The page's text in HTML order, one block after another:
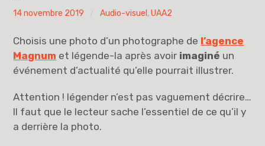
Vous avez dit UAA ?
UAA0
UAA1
UAA2
UAA3
PYH
14 novembre 2019 Audio-visuel ,UAA2
Choisis une photo d’un photographe de l’agence
Magnum et légende-la après avoir imaginé un
événement d’actualité qu’elle pourrait illustrer.
Attention ! légender n’est pas vaguement décrire…
Il faut que le lecteur sache l’essentiel de ce qu’il y
a derrière la photo.